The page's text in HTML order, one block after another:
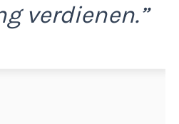
verdienen.”